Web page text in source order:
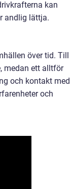
kan
andlig lättja.
över tid. Till
medan ett alltför
och kontakt med
och